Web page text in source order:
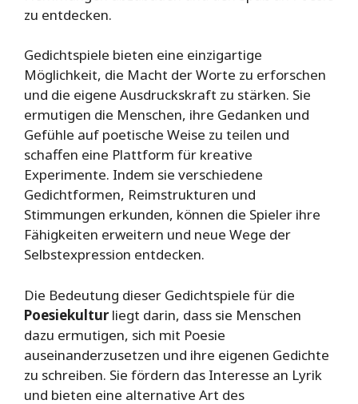
zu entdecken.
Gedichtspiele bieten eine einzigartige
Möglichkeit, die Macht der Worte zu erforschen
und die eigene Ausdruckskraft zu stärken. Sie
ermutigen die Menschen, ihre Gedanken und
Gefühle auf poetische Weise zu teilen und
schaffen eine Plattform für kreative
Experimente. Indem sie verschiedene
Gedichtformen, Reimstrukturen und
Stimmungen erkunden, können die Spieler ihre
Fähigkeiten erweitern und neue Wege der
Selbstexpression entdecken.
Die Bedeutung dieser Gedichtspiele für die
Poesiekulturliegt darin, dass sie Menschen
dazu ermutigen, sich mit Poesie
auseinanderzusetzen und ihre eigenen Gedichte
zu schreiben. Sie fördern das Interesse an Lyrik
und bieten eine alternative Art des